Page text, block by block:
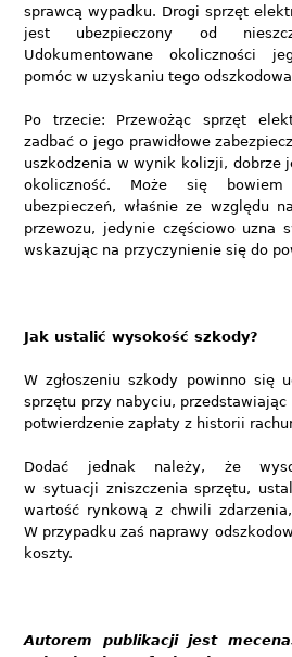
sprawcą wypadku. Drogi sprzęt
jest ubezpieczony od
Udokumentowane okoliczności
pomóc w uzyskaniu tego
Po trzecie: Przewożąc sprzęt
zadbać o jego prawidłowe
uszkodzenia w wynik kolizji, dobrze
okoliczność. Może się
ubezpieczeń, właśnie ze względu
przewozu, jedynie częściowo uzna
wskazując na przyczynienie się do
Jak ustalić wysokość szkody?
W zgłoszeniu szkody powinno się
sprzętu przy nabyciu,
potwierdzenie zapłaty z historii
Dodać jednak należy, że
w sytuacji zniszczenia sprzętu,
wartość rynkową z chwili
W przypadku zaś naprawy
koszty.
Autorem publikacji jest